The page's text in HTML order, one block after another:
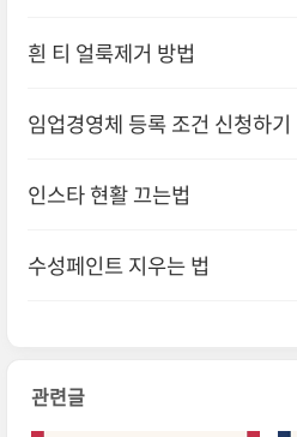
흰 티 얼룩제거 방법
임업경영체 등록 조건 신청하기
인스타 현활 끄는법
수성페인트 지우는 법
관련글